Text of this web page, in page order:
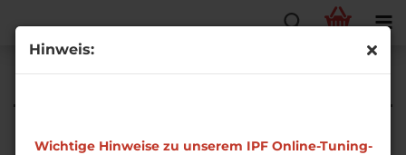
Hinweis:
Wichtige Hinweise zu unserem IPF Online-Tuning-